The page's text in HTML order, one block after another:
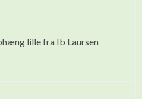
lille fra Ib Laursen